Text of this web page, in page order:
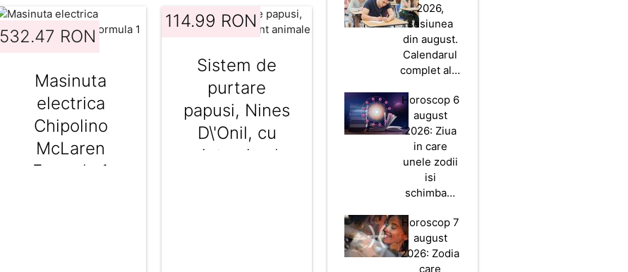
532.47 RON
Masinuta
electrica
Chipolino
McLaren
Formula 1
114.99 RON
Sistem de
purtare
papusi, Nines
D\'Onil, cu
print animale
2026,
sesiunea
din august.
Calendarul
complet al…
Horoscop 6
august
2026: Ziua
in care
unele zodii
isi
schimba…
Horoscop 7
august
2026: Zodia
care